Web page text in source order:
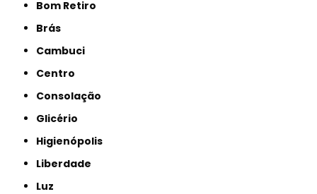
Bom Retiro
Brás
Cambuci
Centro
Consolação
Glicério
Higienópolis
Liberdade
Luz